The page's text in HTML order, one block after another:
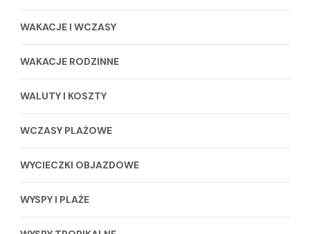
WAKACJE I WCZASY
WAKACJE RODZINNE
WALUTY I KOSZTY
WCZASY PLAŻOWE
WYCIECZKI OBJAZDOWE
WYSPY I PLAŻE